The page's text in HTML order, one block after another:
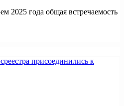
2025 года общая встречаемость